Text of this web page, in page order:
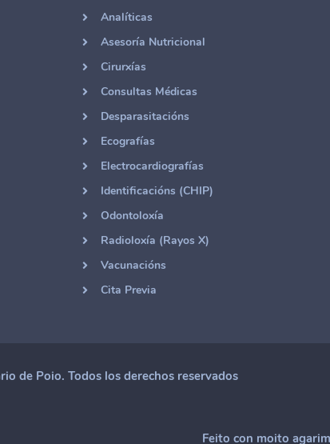
Analíticas
Asesoría Nutricional
Cirurxías
Consultas Médicas
Desparasitacións
Ecografías
Electrocardiografías
Identificacións (CHIP)
Odontoloxía
Radioloxía (Rayos X)
Vacunacións
Cita Previa
de Poio. Todos los derechos reservados
Feito con moito